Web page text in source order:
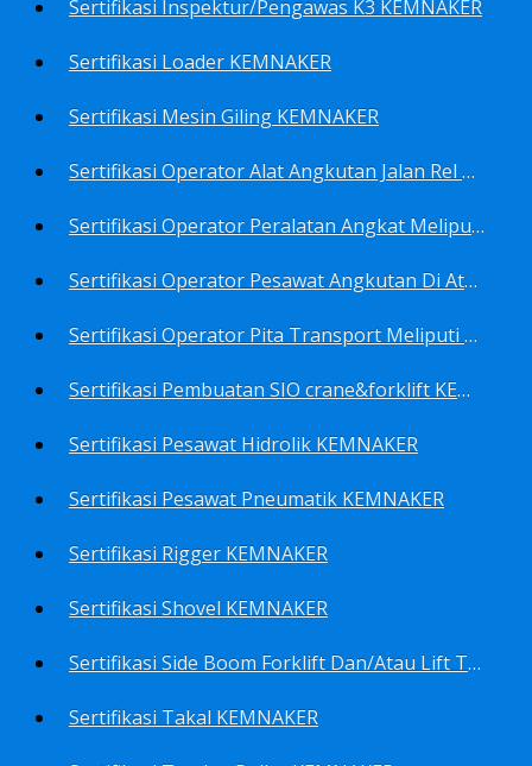
Sertifikasi Inspektur/Pengawas K3 KEMNAKER
Sertifikasi Loader KEMNAKER
Sertifikasi Mesin Giling KEMNAKER
Sertifikasi Operator Alat Angkutan Jalan Rel Meliputi Operator Lokomotif Dan Lori KEMNAKER
Sertifikasi Operator Peralatan Angkat Meliputi Operator Dongkrak Mekanik (Lier) KEMNAKER
Sertifikasi Operator Pesawat Angkutan Di Atas Landasan Dan Di Atas Permukaan Meliputi Antara Lain Operator: Dump Truk KEMNAKER
Sertifikasi Operator Pita Transport Meliputi Operator Eskalator KEMNAKER
Sertifikasi Pembuatan SIO crane&forklift KEMNAKER
Sertifikasi Pesawat Hidrolik KEMNAKER
Sertifikasi Pesawat Pneumatik KEMNAKER
Sertifikasi Rigger KEMNAKER
Sertifikasi Shovel KEMNAKER
Sertifikasi Side Boom Forklift Dan/Atau Lift Truk KEMNAKER
Sertifikasi Takal KEMNAKER